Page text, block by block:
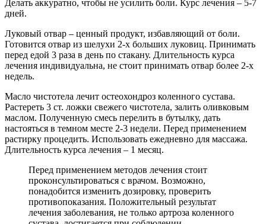
Делать аккуратно, чтобы не усилить боли. Курс лечения – 5-7
дней.
Луковый отвар – ценный продукт, избавляющий от боли.
Готовится отвар из шелухи 2-х больших луковиц. Принимать
перед едой 3 раза в день по стакану. Длительность курса
лечения индивидуальна, не стоит принимать отвар более 2-х
недель.
Масло чистотела лечит остеохондроз коленного сустава.
Растереть 3 ст. ложки свежего чистотела, залить оливковым
маслом. Полученную смесь перелить в бутылку, дать
настояться в темном месте 2-3 недели. Перед применением
растирку процедить. Использовать ежедневно для массажа.
Длительность курса лечения – 1 месяц.
Перед применением методов лечения стоит
проконсультироваться с врачом. Возможно,
понадобится изменить дозировку, проверить
противопоказания. Положительный результат
лечения заболевания, не только артроза коленного